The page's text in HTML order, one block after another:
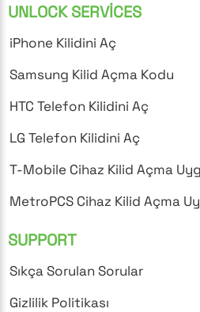
UNLOCK SERVICES
iPhone Kilidini Aç
Samsung Kilid Açma Kodu
HTC Telefon Kilidini Aç
LG Telefon Kilidini Aç
T-Mobile Cihaz Kilid Açma
MetroPCS Cihaz Kilid Açma
SUPPORT
Sıkça Sorulan Sorular
Gizlilik Politikası